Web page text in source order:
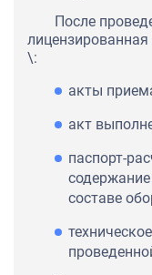
После
\:
акты
акт
паспорт-
составе